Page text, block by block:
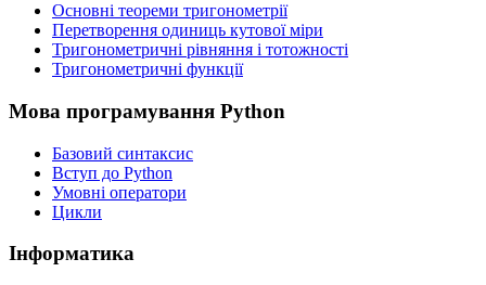
Основні теореми тригонометрії
Перетворення одиниць кутової міри
Тригонометричні рівняння і тотожності
Тригонометричні функції
Мова програмування Python
Базовий синтаксис
Вступ до Python
Умовні оператори
Цикли
Інформатика